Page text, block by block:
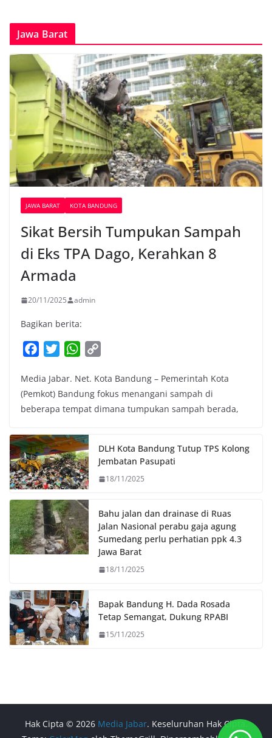
Jawa Barat
JAWA BARAT KOTA BANDUNG
Sikat Bersih Tumpukan Sampah
di Eks TPA Dago, Kerahkan 8
Armada
20/11/2025 admin
Bagikan berita:
c
e
b
o
k
i
t
t
r
W
a
t
s
p
p
p
y
L
n
k
Media Jabar. Net. Kota Bandung – Pemerintah Kota
(Pemkot) Bandung fokus menangani sampah di
beberapa tempat dimana tumpukan sampah berada,
DLH Kota Bandung Tutup TPS Kolong
Jembatan Pasupati
18/11/2025
Bahu jalan dan drainase di Ruas
Jalan Nasional perabu gaja agung
Sumedang perlu perhatian ppk 4.3
Jawa Barat
18/11/2025
Bapak Bandung H. Dada Rosada
Tetap Semangat, Dukung RPABI
15/11/2025
Hak Cipta © 2026 Media Jabar. Keseluruhan Hak Cipta.